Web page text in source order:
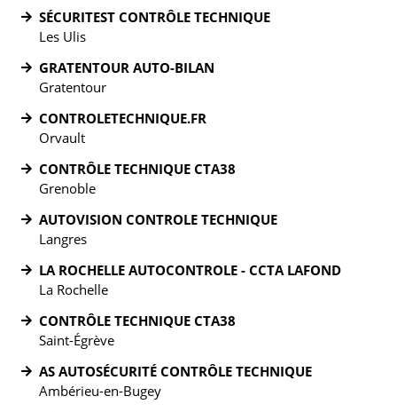
SÉCURITEST CONTRÔLE TECHNIQUE
Les Ulis
GRATENTOUR AUTO-BILAN
Gratentour
CONTROLETECHNIQUE.FR
Orvault
CONTRÔLE TECHNIQUE CTA38
Grenoble
AUTOVISION CONTROLE TECHNIQUE
Langres
LA ROCHELLE AUTOCONTROLE - CCTA LAFOND
La Rochelle
CONTRÔLE TECHNIQUE CTA38
Saint-Égrève
AS AUTOSÉCURITÉ CONTRÔLE TECHNIQUE
Ambérieu-en-Bugey